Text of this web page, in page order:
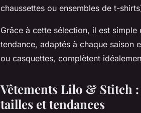
chaussettes ou ensembles de t-
Grâce à cette sélection, il est
tendance, adaptés à chaque saison
ou casquettes, complètent
Vêtements Lilo & Stitch
tailles et tendances